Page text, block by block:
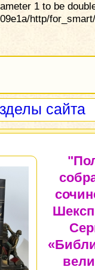
1 to be
http/
сайта